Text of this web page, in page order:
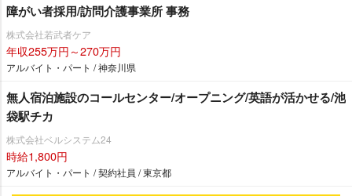
障がい者採用/訪問介護事業所 事務
株式会社若武者ケア
年収255万円～270万円
アルバイト・パート / 神奈川県
無人宿泊施設のコールセンター/オープニング/英語が活かせる/池
袋駅チカ
株式会社ベルシステム24
時給1,800円
アルバイト・パート / 契約社員 / 東京都